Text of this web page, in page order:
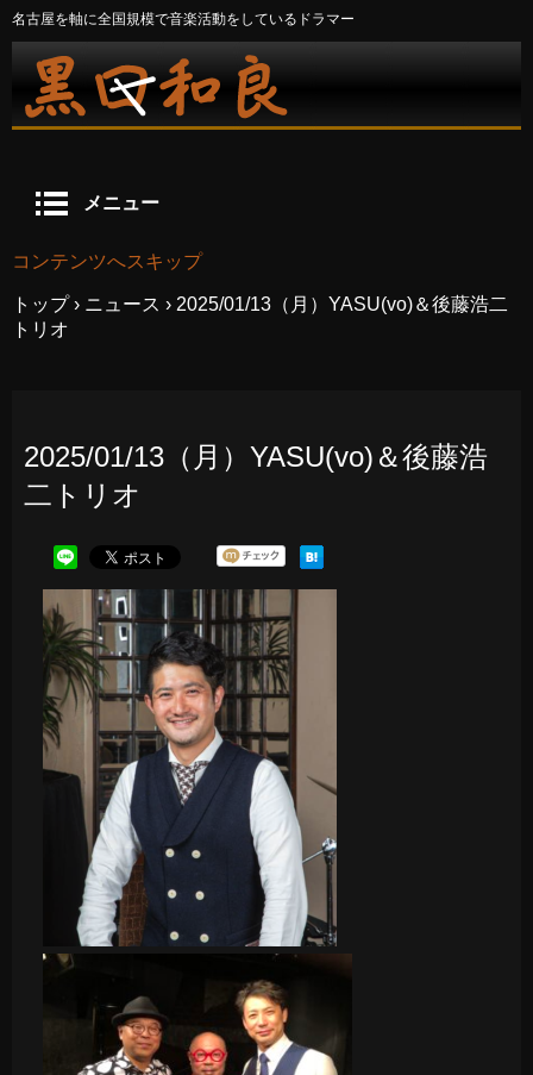
名古屋を軸に全国規模で音楽活動をしているドラマー
メニュー
コンテンツへスキップ
トップ › ニュース › 2025/01/13（月）YASU(vo)＆後藤浩二
トリオ
2025/01/13（月）YASU(vo)＆後藤浩
二トリオ